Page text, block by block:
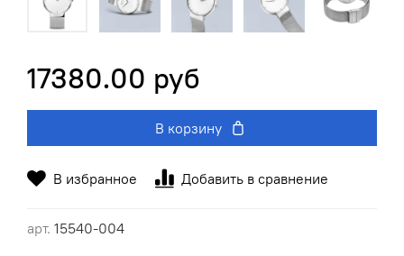
В избранное Добавить в сравнение
арт. 15540-004
17380.00 руб
В корзину